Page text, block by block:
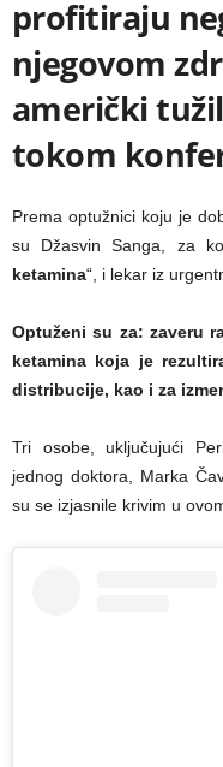
profitiraju
njegovom
američki
tokom
Prema optužnici koju je
su Džasvin Sanga, za
ketamina“, i lekar iz
Optuženi su za: zaveru
ketamina koja je
distribucije, kao i za
Tri osobe, uključujući
jednog doktora, Marka
su se izjasnile krivim u